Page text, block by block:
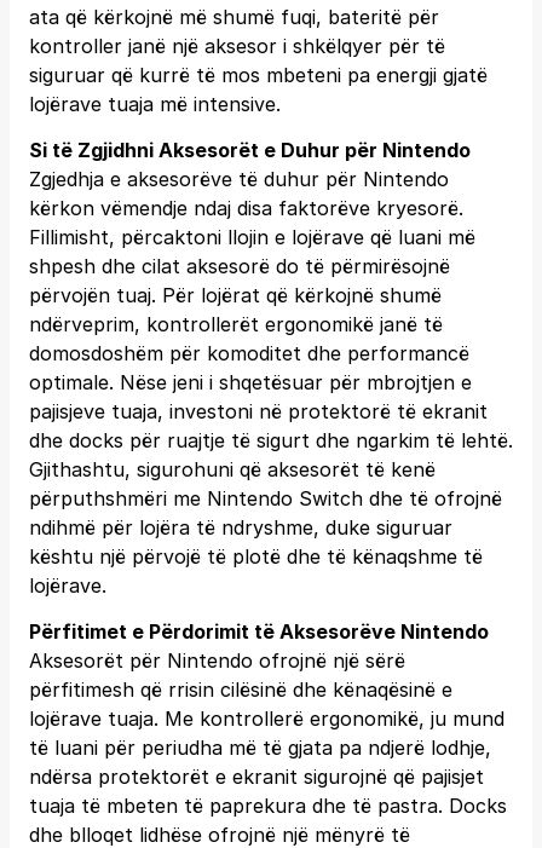
ata që kërkojnë më shumë fuqi, bateritë për
kontroller janë një aksesor i shkëlqyer për të
siguruar që kurrë të mos mbeteni pa energji gjatë
lojërave tuaja më intensive.
Si të Zgjidhni Aksesorët e Duhur për Nintendo
Zgjedhja e aksesorëve të duhur për Nintendo
kërkon vëmendje ndaj disa faktorëve kryesorë.
Fillimisht, përcaktoni llojin e lojërave që luani më
shpesh dhe cilat aksesorë do të përmirësojnë
përvojën tuaj. Për lojërat që kërkojnë shumë
ndërveprim, kontrollerët ergonomikë janë të
domosdoshëm për komoditet dhe performancë
optimale. Nëse jeni i shqetësuar për mbrojtjen e
pajisjeve tuaja, investoni në protektorë të ekranit
dhe docks për ruajtje të sigurt dhe ngarkim të lehtë.
Gjithashtu, sigurohuni që aksesorët të kenë
përputhshmëri me Nintendo Switch dhe të ofrojnë
ndihmë për lojëra të ndryshme, duke siguruar
kështu një përvojë të plotë dhe të kënaqshme të
lojërave.
Përfitimet e Përdorimit të Aksesorëve Nintendo
Aksesorët për Nintendo ofrojnë një sërë
përfitimesh që rrisin cilësinë dhe kënaqësinë e
lojërave tuaja. Me kontrollerë ergonomikë, ju mund
të luani për periudha më të gjata pa ndjerë lodhje,
ndërsa protektorët e ekranit sigurojnë që pajisjet
tuaja të mbeten të paprekura dhe të pastra. Docks
dhe blloqet lidhëse ofrojnë një mënyrë të